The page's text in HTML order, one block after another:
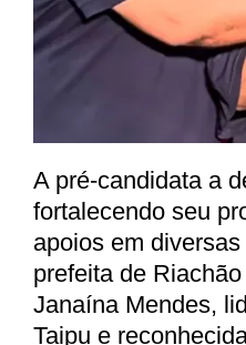
A pré-candidata a
fortalecendo seu
apoios em
prefeita de
Janaína Mendes,
Taipu e